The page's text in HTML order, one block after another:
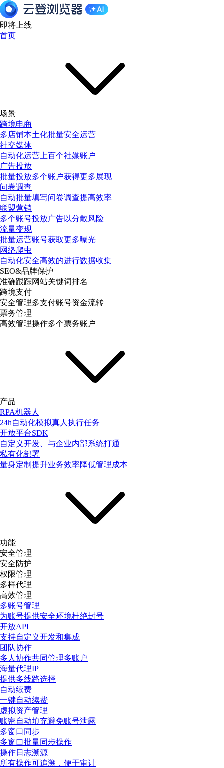
即将上线
首页
场景
跨境电商
多店铺本土化批量安全运营
社交媒体
自动化运营上百个社媒账户
广告投放
批量投放多个账户获得更多展现
问卷调查
自动批量填写问卷调查提高效率
联盟营销
多个账号投放广告以分散风险
流量变现
批量运营账号获取更多曝光
网络爬虫
自动化安全高效的进行数据收集
SEO&品牌保护
准确跟踪网站关键词排名
跨境支付
安全管理多支付账号资金流转
票务管理
高效管理操作多个票务账户
产品
RPA机器人
24h自动化模拟真人执行任务
开放平台SDK
自定义开发、与企业内部系统打通
私有化部署
量身定制提升业务效率降低管理成本
功能
安全管理
安全防护
权限管理
多样代理
高效管理
多账号管理
为账号提供安全环境杜绝封号
开放API
支持自定义开发和集成
团队协作
多人协作共同管理多账户
海量代理IP
提供多线路选择
自动续费
一键自动续费
虚拟资产管理
账密自动填充避免账号泄露
多窗口同步
多窗口批量同步操作
操作日志溯源
所有操作可追溯，便于审计